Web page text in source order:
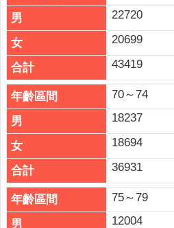
22720
20699
43419
70～74
18237
18694
36931
75～79
12004